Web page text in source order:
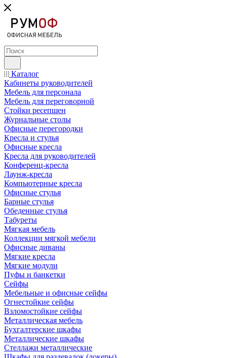
Каталог
Кабинеты руководителей
Мебель для персонала
Мебель для переговорной
Стойки ресепшен
Журнальные столы
Офисные перегородки
Кресла и стулья
Офисные кресла
Кресла для руководителей
Конференц-кресла
Лаунж-кресла
Компьютерные кресла
Офисные стулья
Барные стулья
Обеденные стулья
Табуреты
Мягкая мебель
Коллекции мягкой мебели
Офисные диваны
Мягкие кресла
Мягкие модули
Пуфы и банкетки
Сейфы
Мебельные и офисные сейфы
Огнестойкие сейфы
Взломостойкие сейфы
Металлическая мебель
Бухгалтерские шкафы
Металлические шкафы
Стеллажи металлические